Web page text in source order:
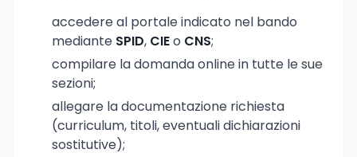
accedere al portale indicato nel bando
mediante SPID, CIEo CNS;
compilare la domanda online in tutte le sue
sezioni;
allegare la documentazione richiesta
(curriculum, titoli, eventuali dichiarazioni
sostitutive);